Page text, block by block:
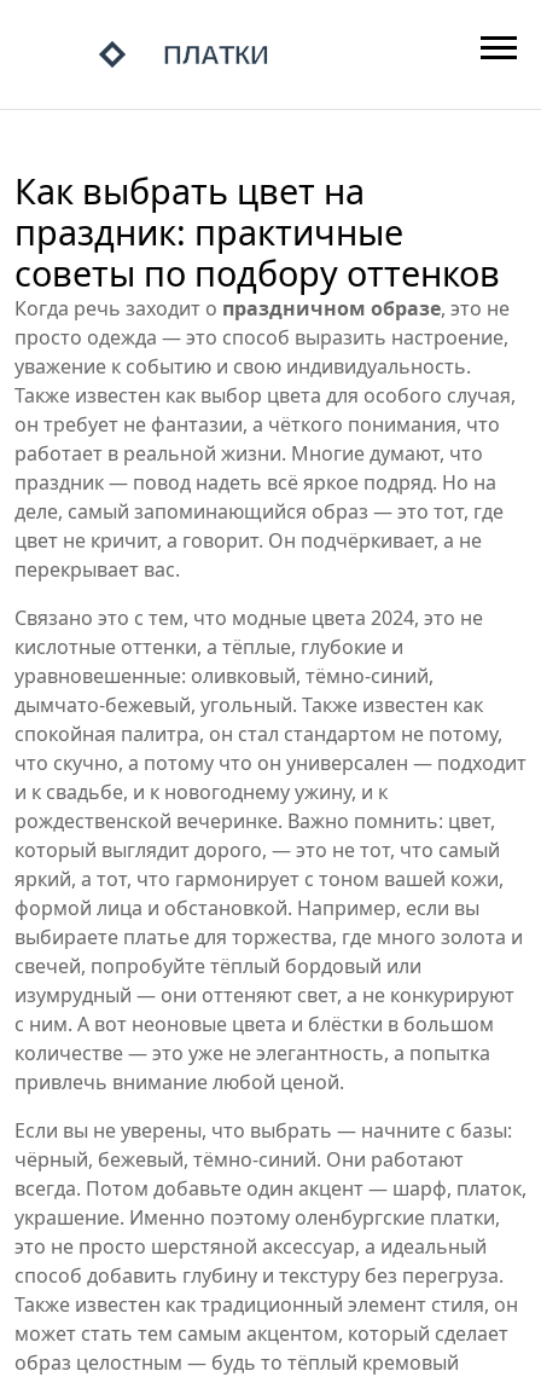
Как выбрать цвет на
праздник: практичные
советы по подбору оттенков
Когда речь заходит о праздничном образе, это не
просто одежда — это способ выразить настроение,
уважение к событию и свою индивидуальность.
Также известен как выбор цвета для особого случая,
он требует не фантазии, а чёткого понимания, что
работает в реальной жизни. Многие думают, что
праздник — повод надеть всё яркое подряд. Но на
деле, самый запоминающийся образ — это тот, где
цвет не кричит, а говорит. Он подчёркивает, а не
перекрывает вас.
Связано это с тем, что модные цвета 2024, это не
кислотные оттенки, а тёплые, глубокие и
уравновешенные: оливковый, тёмно-синий,
дымчато-бежевый, угольный. Также известен как
спокойная палитра, он стал стандартом не потому,
что скучно, а потому что он универсален — подходит
и к свадьбе, и к новогоднему ужину, и к
рождественской вечеринке. Важно помнить: цвет,
который выглядит дорого, — это не тот, что самый
яркий, а тот, что гармонирует с тоном вашей кожи,
формой лица и обстановкой. Например, если вы
выбираете платье для торжества, где много золота и
свечей, попробуйте тёплый бордовый или
изумрудный — они оттеняют свет, а не конкурируют
с ним. А вот неоновые цвета и блёстки в большом
количестве — это уже не элегантность, а попытка
привлечь внимание любой ценой.
Если вы не уверены, что выбрать — начните с базы:
чёрный, бежевый, тёмно-синий. Они работают
всегда. Потом добавьте один акцент — шарф, платок,
украшение. Именно поэтому оленбургские платки,
это не просто шерстяной аксессуар, а идеальный
способ добавить глубину и текстуру без перегруза.
Также известен кактрадиционный элемент стиля, он
может стать тем самым акцентом, который сделает
образ целостным — будь то тёплый кремовый